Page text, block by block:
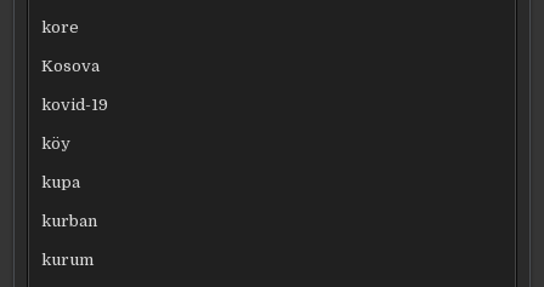
kore
Kosova
kovid-19
köy
kupa
kurban
kurum